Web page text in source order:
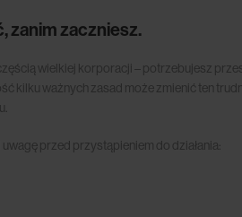
zanim zaczniesz.
wielkiej korporacji – potrzebujesz
kilku ważnych zasad może zmienić ten
przed przystąpieniem do działania: